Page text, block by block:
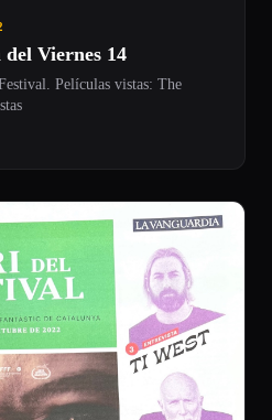
del Viernes 14
Películas vistas: The